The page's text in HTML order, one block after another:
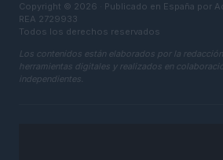
Copyright © 2026 · Publicado en España por
REA 2729933
Todos los derechos reservados
Los contenidos están elaborados por la
herramientas digitales y realizados en
independientes.